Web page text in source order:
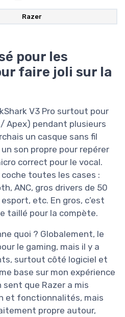
Razer
pour les
faire joli sur la
V3 Pro surtout pour
/ Apex) pendant plusieurs
un casque sans fil
son propre pour repérer
correct pour le vocal.
toutes les cases :
ANC, gros drivers de 50
etc. En gros, c’est
taillé pour la compète.
quoi ? Globalement, le
le gaming, mais il y a
surtout côté logiciel et
base sur mon expérience
sent que Razer a mis
et fonctionnalités, mais
propre autour,